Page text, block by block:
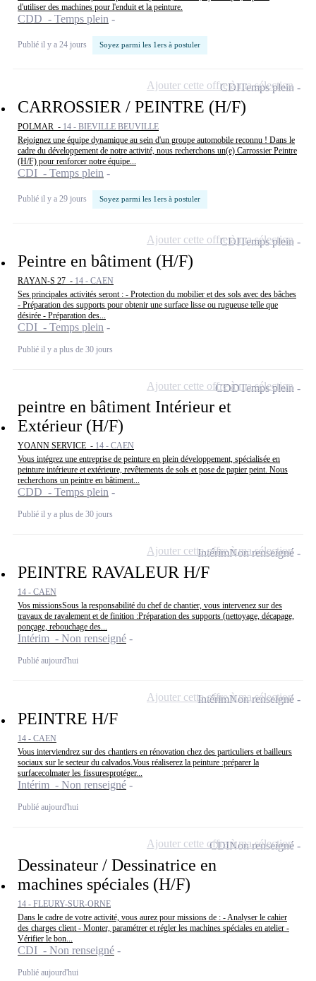
d'utiliser des machines pour l'enduit et la peinture.
CDD - Temps plein
Publié il y a 24 jours Soyez parmi les 1ers à postuler
CARROSSIER / PEINTRE (H/F)
POLMAR - 14 - BIEVILLE BEUVILLE
Rejoignez une équipe dynamique au sein d'un groupe automobile reconnu ! Dans le
cadre du développement de notre activité, nous recherchons un(e) Carrossier Peintre
(H/F) pour renforcer notre équipe...
CDI - Temps plein
Publié il y a 29 jours Soyez parmi les 1ers à postuler
CDITemps plein
Ajouter cette offre à ma sélection
Peintre en bâtiment (H/F)
RAYAN-S 27 - 14 - CAEN
Ses principales activités seront : - Protection du mobilier et des sols avec des bâches
- Préparation des supports pour obtenir une surface lisse ou rugueuse telle que
désirée - Préparation des...
CDI - Temps plein
Publié il y a plus de 30 jours
CDITemps plein
Ajouter cette offre à ma sélection
peintre en bâtiment Intérieur et
Extérieur (H/F)
YOANN SERVICE - 14 - CAEN
Vous intégrez une entreprise de peinture en plein développement, spécialisée en
peinture intérieure et extérieure, revêtements de sols et pose de papier peint. Nous
recherchons un peintre en bâtiment...
CDD - Temps plein
Publié il y a plus de 30 jours
CDDTemps plein
Ajouter cette offre à ma sélection
PEINTRE RAVALEUR H/F
14 - CAEN
Vos missionsSous la responsabilité du chef de chantier, vous intervenez sur des
travaux de ravalement et de finition :Préparation des supports (nettoyage, décapage,
ponçage, rebouchage des...
Intérim - Non renseigné
Publié aujourd'hui
IntérimNon renseigné
Ajouter cette offre à ma sélection
PEINTRE H/F
14 - CAEN
Vous interviendrez sur des chantiers en rénovation chez des particuliers et bailleurs
sociaux sur le secteur du calvados.Vous réaliserez la peinture :préparer la
surfacecolmater les fissuresprotéger...
Intérim - Non renseigné
Publié aujourd'hui
IntérimNon renseigné
Ajouter cette offre à ma sélection
Dessinateur / Dessinatrice en
machines spéciales (H/F)
14 - FLEURY-SUR-ORNE
Dans le cadre de votre activité, vous aurez pour missions de : - Analyser le cahier
des charges client - Monter, paramétrer et régler les machines spéciales en atelier -
Vérifier le bon...
CDI - Non renseigné
Publié aujourd'hui
CDINon renseigné
Ajouter cette offre à ma sélection